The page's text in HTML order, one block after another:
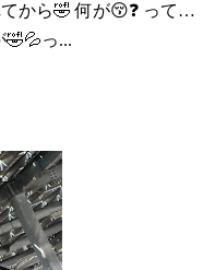
から🤣 何が😚❓ って…
🤣💦っ...